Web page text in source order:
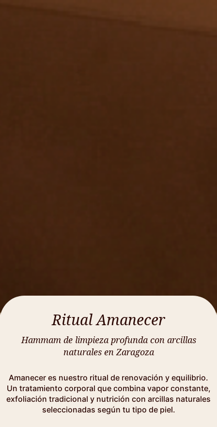
Ritual Amanecer
Hammam de limpieza profunda con arcillas
naturales en Zaragoza
Amanecer es nuestro ritual de renovación y equilibrio.
Un tratamiento corporal que combina vapor constante,
exfoliación tradicional y nutrición con arcillas naturales
seleccionadas según tu tipo de piel.